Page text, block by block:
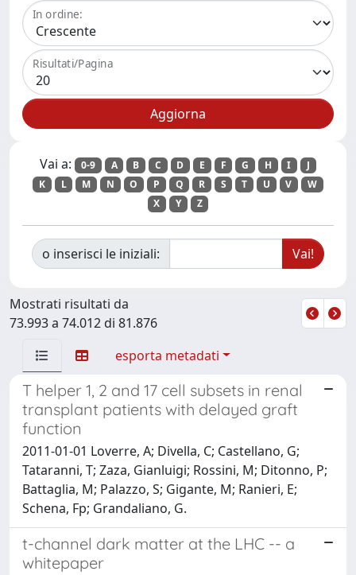
In ordine:
Risultati/Pagina
Vai a: 0-9 A B C D E F G H I
J
K
L M N O P Q R S T U V
W
X
Y Z
o inserisci le iniziali:
Mostrati risultati da
73.993 a 74.012 di 81.876
esporta metadati
T helper 1, 2 and 17 cell subsets in renal
transplant patients with delayed graft
function
2011-01-01 Loverre, A; Divella, C; Castellano, G;
Tataranni, T; Zaza, Gianluigi; Rossini, M; Ditonno, P;
Battaglia, M; Palazzo, S; Gigante, M; Ranieri, E;
Schena, Fp; Grandaliano, G.
t-channel dark matter at the LHC -- a
whitepaper